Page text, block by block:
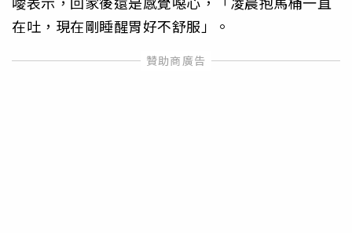
在吐，現在剛睡醒胃好不舒服」。